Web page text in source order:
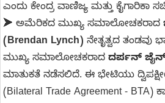
ಎಂದು ಕೇಂದ್ರ ವಾಣಿಜ್ಯ ಮತ್ತು
➤ ಅಮೆರಿಕದ ಮುಖ್ಯ ಸಮಾಲೋಚಕರಾದ
(Brendan Lynch) ನೇತೃತ್ವದ ತಂಡವು
ಮುಖ್ಯ ಸಮಾಲೋಚಕರಾದ ದರ್ಪನ್
ಮಾತುಕತೆ ನಡೆಸಲಿದೆ. ಈ ಭೇಟಿಯು
(Bilateral Trade Agreement - BTA)